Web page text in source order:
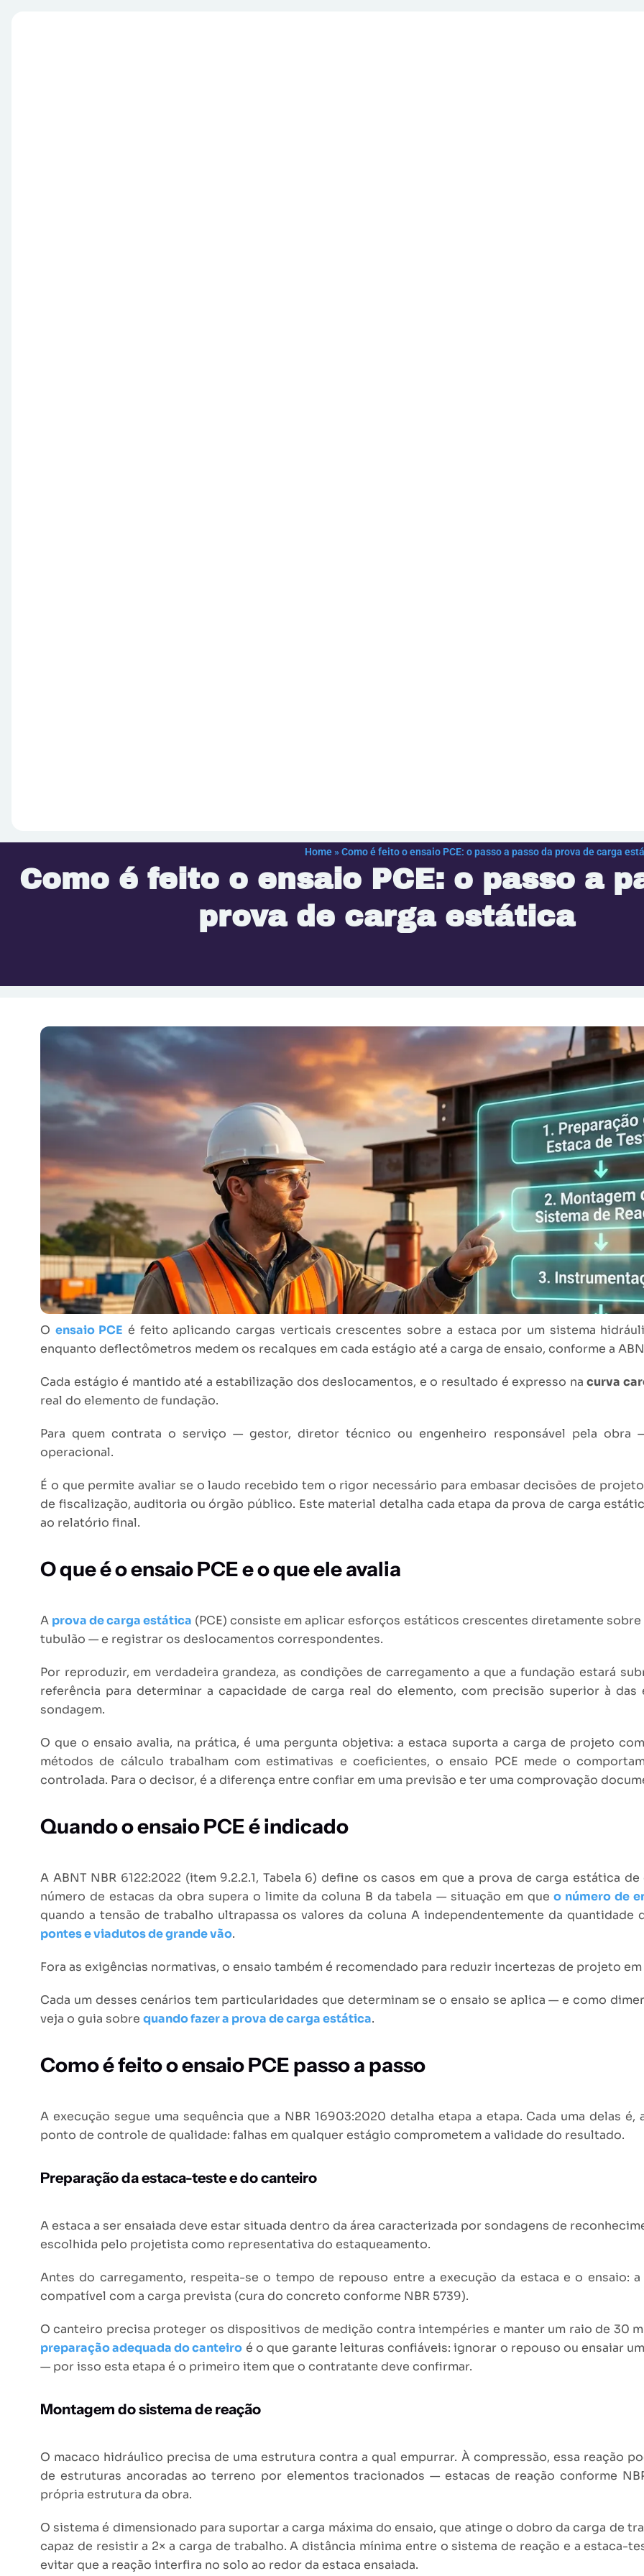
Home »Como é feito o ensaio PCE: o passo a passo da prova de carga
Como é feito o ensaio PCE: o passo a
prova de carga estática
O ensaio PCE é feito aplicando cargas verticais crescentes sobre a estaca por um sistema
enquanto deflectômetros medem os recalques em cada estágio até a carga de ensaio, conforme a
Cada estágio é mantido até a estabilização dos deslocamentos, e o resultado é expresso nacurva
real do elemento de fundação.
Para quem contrata o serviço — gestor, diretor técnico ou engenheiro responsável pela obra
operacional.
É o que permite avaliar se o laudo recebido tem o rigor necessário para embasar decisões de
de fiscalização, auditoria ou órgão público. Este material detalha cada etapa da prova de carga
ao relatório final.
O que é o ensaio PCE e o que ele avalia
A prova de carga estática (PCE) consiste em aplicar esforços estáticos crescentes diretamente
tubulão — e registrar os deslocamentos correspondentes.
Por reproduzir, em verdadeira grandeza, as condições de carregamento a que a fundação estará
referência para determinar a capacidade de carga real do elemento, com precisão superior à
sondagem.
O que o ensaio avalia, na prática, é uma pergunta objetiva: a estaca suporta a carga de projeto
métodos de cálculo trabalham com estimativas e coeficientes, o ensaio PCE mede o
controlada. Para o decisor, é a diferença entre confiar em uma previsão e ter uma comprovação
Quando o ensaio PCE é indicado
A ABNT NBR 6122:2022 (item 9.2.2.1, Tabela 6) define os casos em que a prova de carga estática
número de estacas da obra supera o limite da coluna B da tabela — situação em queo número de
quando a tensão de trabalho ultrapassa os valores da coluna A independentemente da quantidade
pontes e viadutos de grande vão.
Fora as exigências normativas, o ensaio também é recomendado para reduzir incertezas de projeto
Cada um desses cenários tem particularidades que determinam se o ensaio se aplica — e como
veja o guia sobre quando fazer a prova de carga estática.
Como é feito o ensaio PCE passo a passo
A execução segue uma sequência que a NBR 16903:2020 detalha etapa a etapa. Cada uma delas
ponto de controle de qualidade: falhas em qualquer estágio comprometem a validade do resultado.
Preparação da estaca-teste e do canteiro
A estaca a ser ensaiada deve estar situada dentro da área caracterizada por sondagens de
escolhida pelo projetista como representativa do estaqueamento.
Antes do carregamento, respeita-se o tempo de repouso entre a execução da estaca e o ensaio:
compatível com a carga prevista (cura do concreto conforme NBR 5739).
O canteiro precisa proteger os dispositivos de medição contra intempéries e manter um raio de 30
preparação adequada do canteiro é o que garante leituras confiáveis: ignorar o repouso ou ensaiar
— por isso esta etapa é o primeiro item que o contratante deve confirmar.
Montagem do sistema de reação
O macaco hidráulico precisa de uma estrutura contra a qual empurrar. À compressão, essa reação
de estruturas ancoradas ao terreno por elementos tracionados — estacas de reação conforme
própria estrutura da obra.
O sistema é dimensionado para suportar a carga máxima do ensaio, que atinge o dobro da carga de
capaz de resistir a 2× a carga de trabalho. A distância mínima entre o sistema de reação e a estaca-
evitar que a reação interfira no solo ao redor da estaca ensaiada.